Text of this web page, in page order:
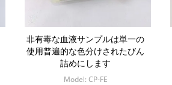
非有毒な血液サンプルは単一の
使用普遍的な色分けされたびん
詰めにします
Model: CP-FE